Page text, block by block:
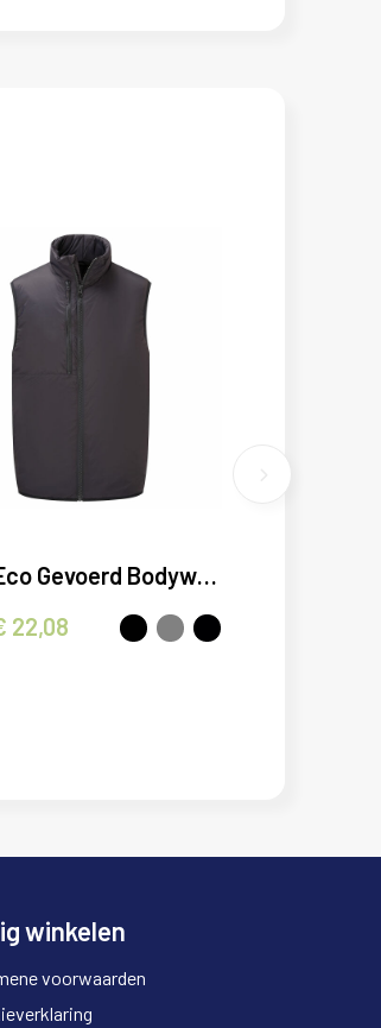
WX2 Eco Gevoerd Bodywarmer
22,08
winkelen
voorwaarden